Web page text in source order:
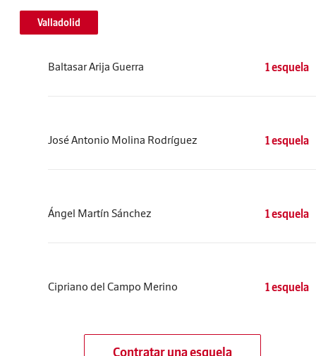
Valladolid
Baltasar Arija Guerra 1 esquela
José Antonio Molina Rodríguez 1 esquela
Ángel Martín Sánchez 1 esquela
Cipriano del Campo Merino 1 esquela
Contratar una esquela